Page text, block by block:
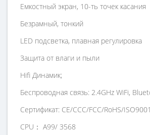
Емкостный экран, 10-ть точек касания
Безрамный, тонкий
LED подсветка, плавная регулировка
Защита от влаги и пыли
Hifi Динамик;
Беспроводная связь: 2.4GHz WiFi,
Сертификат: CE/CCC/FCC/RoHS/ISO9001
CPU： A99/ 3568